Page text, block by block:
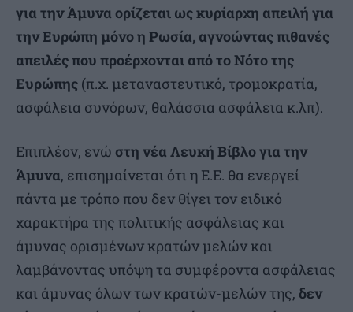
για την Άμυνα ορίζεται ως κυρίαρχη απειλή για
την Ευρώπη μόνο η Ρωσία, αγνοώντας πιθανές
απειλές που προέρχονται από το Νότο της
Ευρώπης (π.χ. μεταναστευτικό, τρομοκρατία,
ασφάλεια συνόρων, θαλάσσια ασφάλεια κ.λπ).
Επιπλέον, ενώ στη νέα Λευκή Βίβλο για την
Άμυνα, επισημαίνεται ότι η Ε.Ε. θα ενεργεί
πάντα με τρόπο που δεν θίγει τον ειδικό
χαρακτήρα της πολιτικής ασφάλειας και
άμυνας ορισμένων κρατών μελών και
λαμβάνοντας υπόψη τα συμφέροντα ασφάλειας
και άμυνας όλων των κρατών-μελών της, δεν